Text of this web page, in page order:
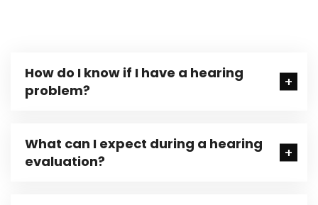
How do I know if I have a hearing
problem?
What can I expect during a hearing
evaluation?